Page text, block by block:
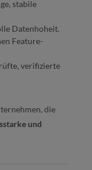
stabile
Datenhoheit.
Feature-
verifizierte
die
und